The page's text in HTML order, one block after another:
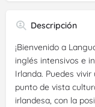
Descripción
¡Bienvenido a
inglés intensivos e
Irlanda. Puedes
punto de vista
irlandesa, con la